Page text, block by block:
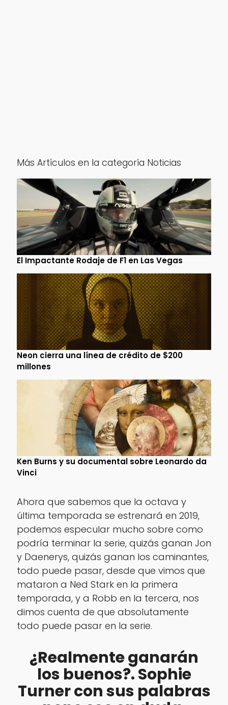
Más Artículos en la categoría Noticias
El Impactante Rodaje de F1 en Las Vegas
Neon cierra una línea de crédito de $200
millones
Ken Burns y su documental sobre Leonardo da
Vinci
Ahora que sabemos que la octava y
última temporada se estrenará en 2019,
podemos especular mucho sobre como
podría terminar la serie, quizás ganan Jon
y Daenerys, quizás ganan los caminantes,
todo puede pasar, desde que vimos que
mataron a Ned Stark en la primera
temporada, y a Robb en la tercera, nos
dimos cuenta de que absolutamente
todo puede pasar en la serie.
¿Realmente ganarán
los buenos?. Sophie
Turner con sus palabras